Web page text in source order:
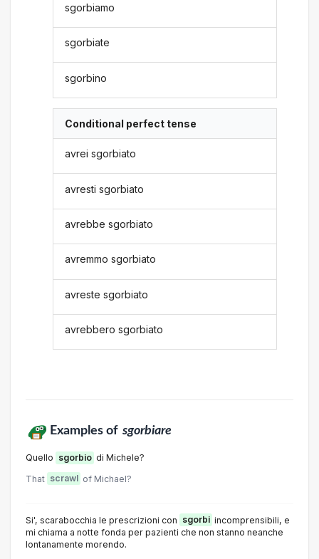
sgorbiamo
sgorbiate
sgorbino
Conditional perfect tense
avrei sgorbiato
avresti sgorbiato
avrebbe sgorbiato
avremmo sgorbiato
avreste sgorbiato
avrebbero sgorbiato
Examples of sgorbiare
Quello sgorbio di Michele?
That scrawl of Michael?
Si', scarabocchia le prescrizioni con sgorbi incomprensibili, e
mi chiama a notte fonda per pazienti che non stanno neanche
lontanamente morendo.